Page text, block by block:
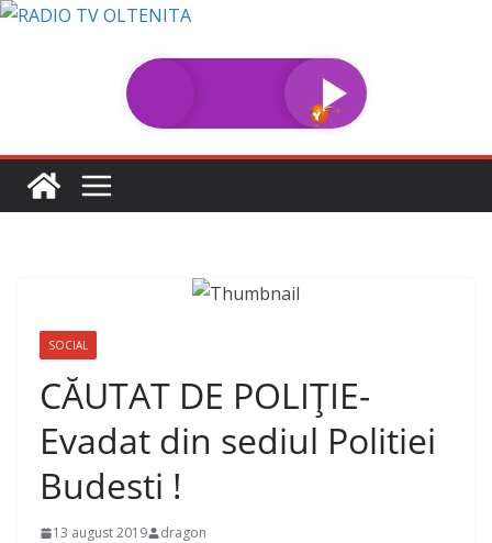
Sari
SOCIAL
CĂUTAT DE POLIȚIE-
Evadat din sediul Politiei
Budesti !
13 august 2019 dragon